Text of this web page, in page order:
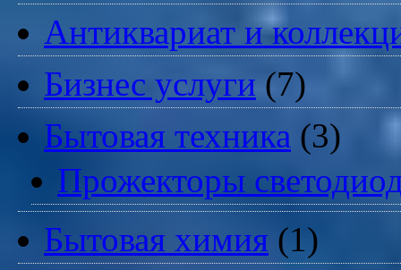
Антиквариат и
Бизнес услуги (7)
Бытовая техника (3)
Прожекторы
Бытовая химия (1)